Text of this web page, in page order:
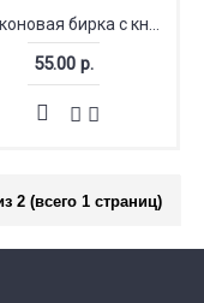
55.00 р.
2 (всего 1 страниц)